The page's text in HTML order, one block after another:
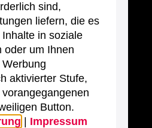
sind,
liefern, die es
in soziale
oder um Ihnen
aktivierter Stufe,
Button.
Impressum